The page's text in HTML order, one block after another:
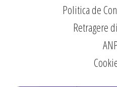
Politica de
Retragere